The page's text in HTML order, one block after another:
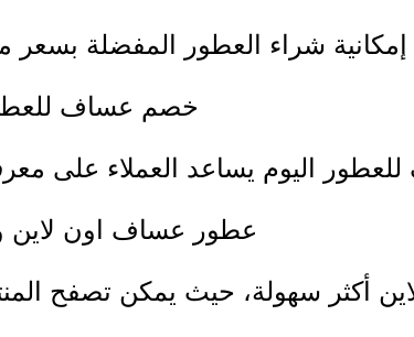
شراء العطور المفضلة بسعر
خصم عساف
اليوم يساعد العملاء على معرفة
عطور عساف اون لاين
أكثر سهولة، حيث يمكن تصفح